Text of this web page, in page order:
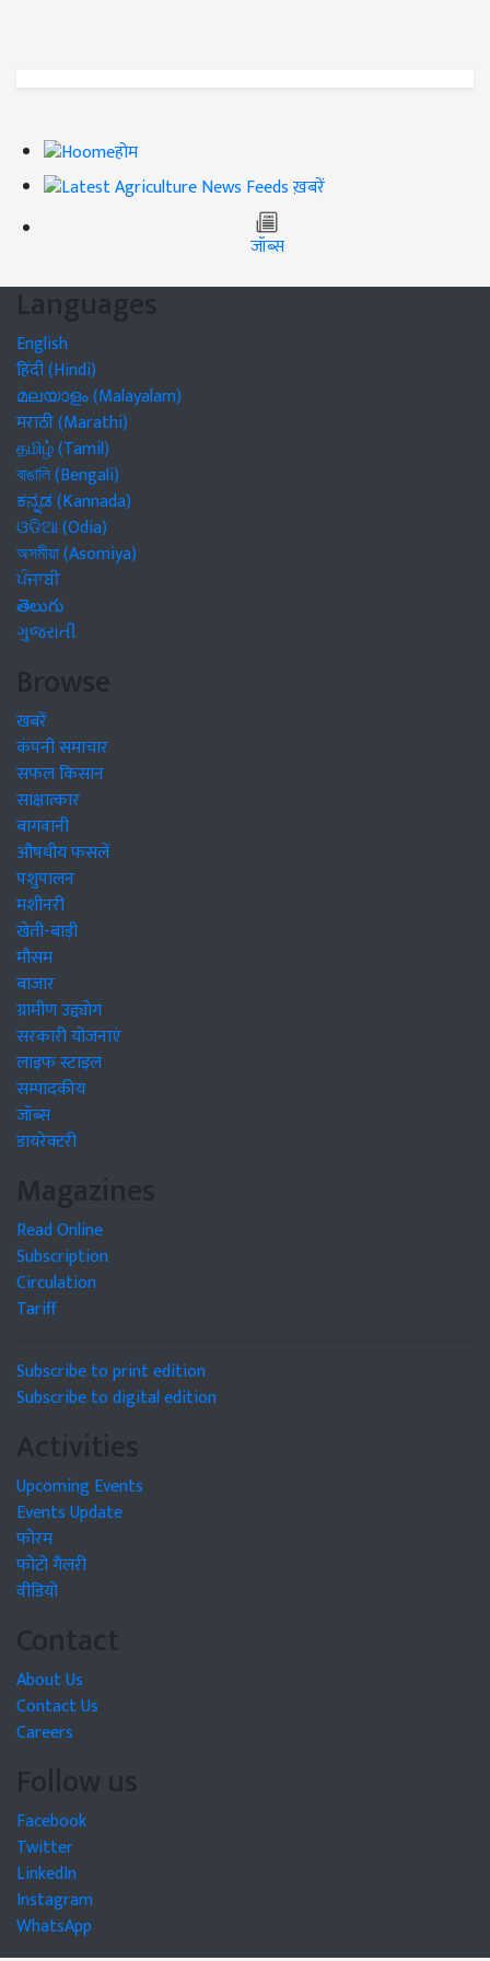
होम
ख़बरें
जॉब्स
Languages
English
हिंदी (Hindi)
മലയാളം (Malayalam)
मराठी (Marathi)
தமிழ் (Tamil)
বাঙালি (Bengali)
ಕನ್ನಡ (Kannada)
ଓଡିଆ (Odia)
অসমীয়া (Asomiya)
ਪੰਜਾਬੀ
తెలుగు
ગુજરાતી
Browse
खबरें
कंपनी समाचार
सफल किसान
साक्षात्कार
बागवानी
औषधीय फसलें
पशुपालन
मशीनरी
खेती-बाड़ी
मौसम
बाजार
ग्रामीण उद्द्योग
सरकारी योजनाएं
लाइफ स्टाइल
सम्पादकीय
जॉब्स
डायरेक्टरी
Magazines
Read Online
Subscription
Circulation
Tariff
Subscribe to print edition
Subscribe to digital edition
Activities
Upcoming Events
Events Update
फोरम
फोटो गैलरी
वीडियो
Contact
About Us
Contact Us
Careers
Follow us
Facebook
Twitter
LinkedIn
Instagram
WhatsApp